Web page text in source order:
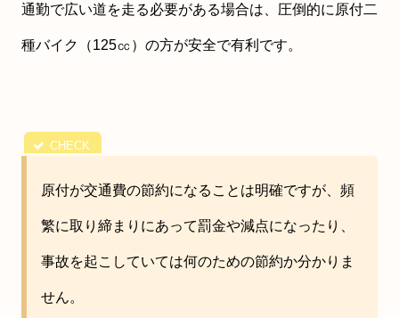
通勤で広い道を走る必要がある場合は、圧倒的に原付二
種バイク（125㏄）の方が安全で有利です。
原付が交通費の節約になることは明確ですが、頻
繁に取り締まりにあって罰金や減点になったり、
事故を起こしていては何のための節約か分かりま
せん。